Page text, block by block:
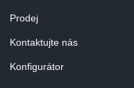
Prodej
Kontaktujte nás
Konfigurátor